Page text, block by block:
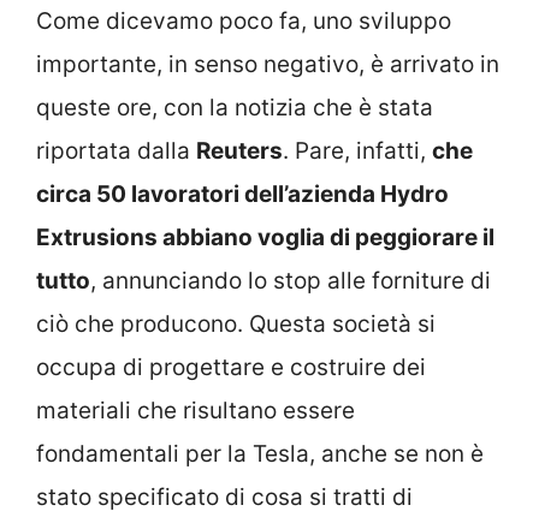
Come dicevamo poco fa, uno sviluppo
importante, in senso negativo, è arrivato in
queste ore, con la notizia che è stata
riportata dalla Reuters. Pare, infatti, che
circa 50 lavoratori dell’azienda Hydro
Extrusions abbiano voglia di peggiorare il
tutto, annunciando lo stop alle forniture di
ciò che producono. Questa società si
occupa di progettare e costruire dei
materiali che risultano essere
fondamentali per la Tesla, anche se non è
stato specificato di cosa si tratti di